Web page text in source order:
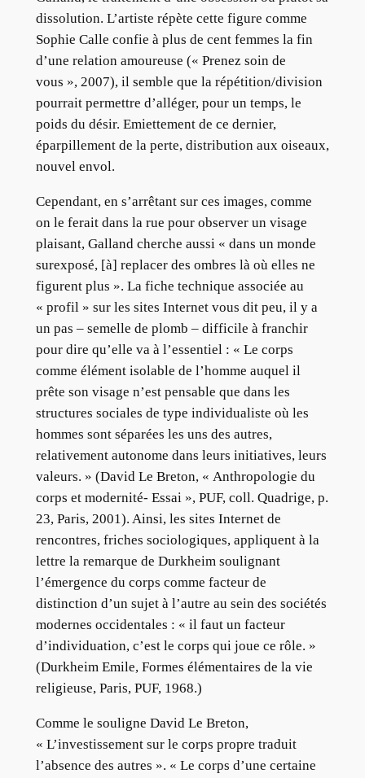
dissolution. L’artiste répète cette figure comme
Sophie Calle confie à plus de cent femmes la fin
d’une relation amoureuse (« Prenez soin de
vous », 2007), il semble que la répétition/division
pourrait permettre d’alléger, pour un temps, le
poids du désir. Emiettement de ce dernier,
éparpillement de la perte, distribution aux oiseaux,
nouvel envol.
Cependant, en s’arrêtant sur ces images, comme
on le ferait dans la rue pour observer un visage
plaisant, Galland cherche aussi « dans un monde
surexposé, [à] replacer des ombres là où elles ne
figurent plus ». La fiche technique associée au
« profil » sur les sites Internet vous dit peu, il y a
un pas – semelle de plomb – difficile à franchir
pour dire qu’elle va à l’essentiel : « Le corps
comme élément isolable de l’homme auquel il
prête son visage n’est pensable que dans les
structures sociales de type individualiste où les
hommes sont séparées les uns des autres,
relativement autonome dans leurs initiatives, leurs
valeurs. » (David Le Breton, « Anthropologie du
corps et modernité- Essai », PUF, coll. Quadrige, p.
23, Paris, 2001). Ainsi, les sites Internet de
rencontres, friches sociologiques, appliquent à la
lettre la remarque de Durkheim soulignant
l’émergence du corps comme facteur de
distinction d’un sujet à l’autre au sein des sociétés
modernes occidentales : « il faut un facteur
d’individuation, c’est le corps qui joue ce rôle. »
(Durkheim Emile, Formes élémentaires de la vie
religieuse, Paris, PUF, 1968.)
Comme le souligne David Le Breton,
« L’investissement sur le corps propre traduit
l’absence des autres ». « Le corps d’une certaine